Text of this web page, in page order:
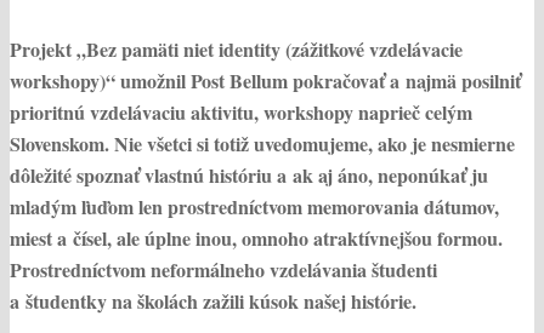
Projekt „Bez pamäti niet identity (zážitkové vzdelávacie
workshopy)“ umožnil Post Bellum pokračovať a najmä posilniť
prioritnú vzdelávaciu aktivitu, workshopy naprieč celým
Slovenskom. Nie všetci si totiž uvedomujeme, ako je nesmierne
dôležité spoznať vlastnú históriu a ak aj áno, neponúkať ju
mladým ľuďom len prostredníctvom memorovania dátumov,
miest a čísel, ale úplne inou, omnoho atraktívnejšou formou.
Prostredníctvom neformálneho vzdelávania študenti
a študentky na školách zažili kúsok našej histórie.